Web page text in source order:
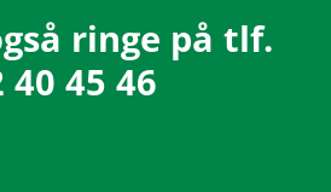
ringe på tlf.
40 45 46